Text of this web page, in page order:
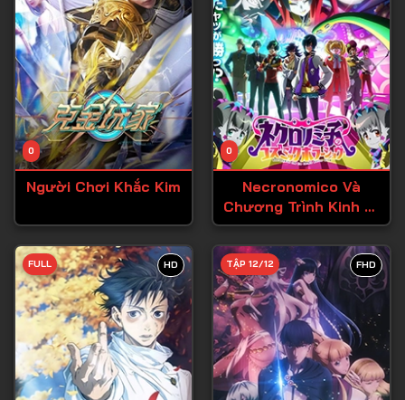
Tập 10
Tập 11
Tập 12
Tập 13
Tập 14
Tập 15
Tập 17
Tập 18
Tập 19
Tập 20
Tập 21
Tập 22
0
Người Chơi Khắc Kim
0
Necronomico Và
Chương Trình Kinh Dị
Vũ Trụ
HD
FULL FHD
TẬP 12/12